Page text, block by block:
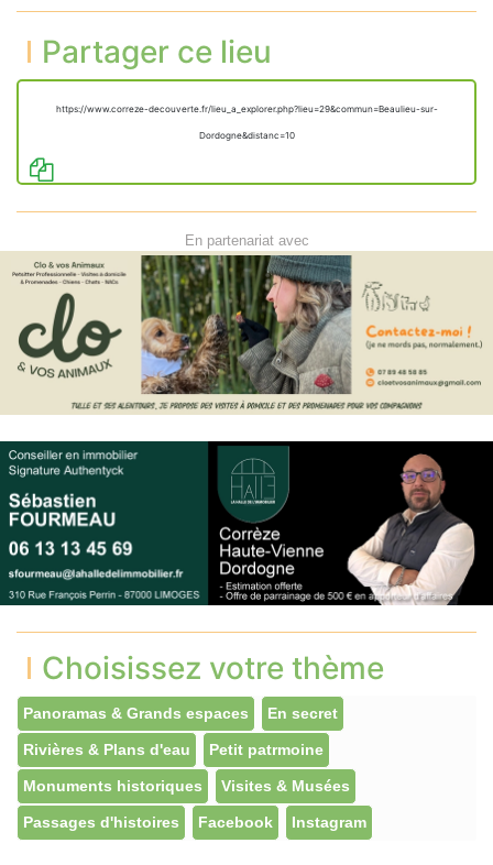
Partager ce lieu
https://www.correze-decouverte.fr/lieu_a_explorer.php?lieu=29&commun=Beaulieu-sur-
Dordogne&distanc=10
En partenariat avec
Choisissez votre thème
Panoramas & Grands espaces En secret
Rivières & Plans d'eau Petit patrmoine
Monuments historiques Visites & Musées
Passages d'histoires Facebook Instagram